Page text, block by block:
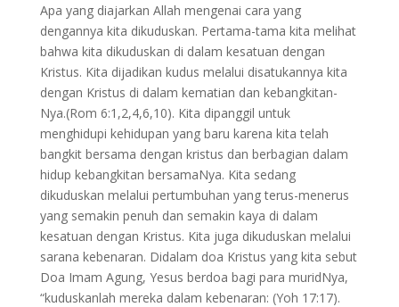
Apa yang diajarkan Allah mengenai cara yang
dengannya kita dikuduskan. Pertama-tama kita melihat
bahwa kita dikuduskan di dalam kesatuan dengan
Kristus. Kita dijadikan kudus melalui disatukannya kita
dengan Kristus di dalam kematian dan kebangkitan-
Nya.(Rom 6:1,2,4,6,10). Kita dipanggil untuk
menghidupi kehidupan yang baru karena kita telah
bangkit bersama dengan kristus dan berbagian dalam
hidup kebangkitan bersamaNya. Kita sedang
dikuduskan melalui pertumbuhan yang terus-menerus
yang semakin penuh dan semakin kaya di dalam
kesatuan dengan Kristus. Kita juga dikuduskan melalui
sarana kebenaran. Didalam doa Kristus yang kita sebut
Doa Imam Agung, Yesus berdoa bagi para muridNya,
“kuduskanlah mereka dalam kebenaran: (Yoh 17:17).